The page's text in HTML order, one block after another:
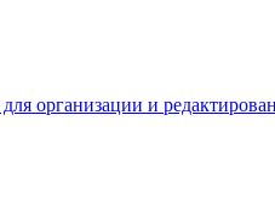
организации и